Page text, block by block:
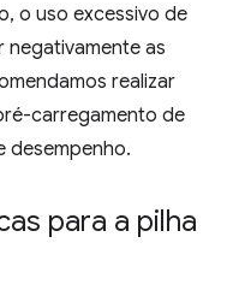
o uso excessivo de
as
realizar
carregamento de
desempenho.
para a pilha